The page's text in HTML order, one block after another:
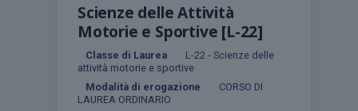
Scienze delle Attività
Motorie e Sportive [L-22]
Classe di Laurea
L-22 - Scienze delle
attività motorie e sportive
Modalità di erogazione
CORSO DI
LAUREA ORDINARIO